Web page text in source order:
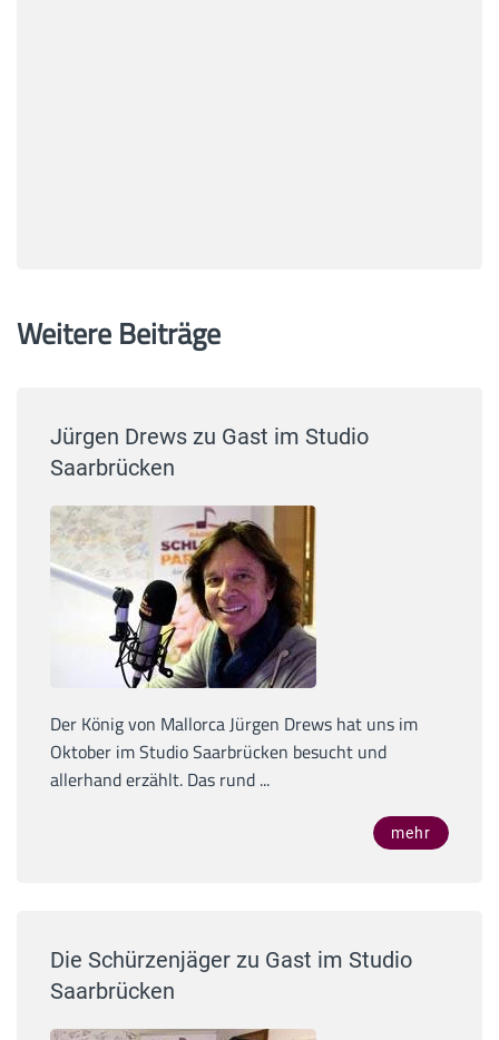
Weitere Beiträge
Jürgen Drews zu Gast im Studio
Saarbrücken
Der König von Mallorca Jürgen Drews hat uns im
Oktober im Studio Saarbrücken besucht und
allerhand erzählt. Das rund ...
mehr
Die Schürzenjäger zu Gast im Studio
Saarbrücken